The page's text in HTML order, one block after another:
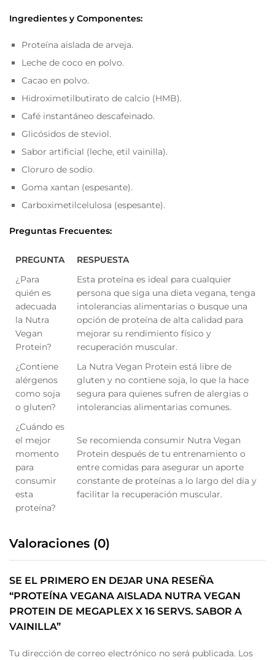
Ingredientes y Componentes:
Proteína aislada de arveja.
Leche de coco en polvo.
Cacao en polvo.
Hidroximetilbutirato de calcio (HMB).
Café instantáneo descafeinado.
Glicósidos de steviol.
Sabor artificial (leche, etil vainilla).
Cloruro de sodio.
Goma xantan (espesante).
Carboximetilcelulosa (espesante).
Preguntas Frecuentes:
PREGUNTA
RESPUESTA
¿Para
quién es
adecuada
la Nutra
Vegan
Protein?
Esta proteína es ideal para cualquier
persona que siga una dieta vegana, tenga
intolerancias alimentarias o busque una
opción de proteína de alta calidad para
mejorar su rendimiento físico y
recuperación muscular.
¿Contiene
alérgenos
como soja
o gluten?
La Nutra Vegan Protein está libre de
gluten y no contiene soja, lo que la hace
segura para quienes sufren de alergias o
intolerancias alimentarias comunes.
¿Cuándo es
el mejor
momento
para
consumir
esta
proteína?
Se recomienda consumir Nutra Vegan
Protein después de tu entrenamiento o
entre comidas para asegurar un aporte
constante de proteínas a lo largo del día y
facilitar la recuperación muscular.
Valoraciones (0)
SE EL PRIMERO EN DEJAR UNA RESEÑA
“PROTEÍNA VEGANA AISLADA NUTRA VEGAN
PROTEIN DE MEGAPLEX X 16 SERVS. SABOR A
VAINILLA”
Tu dirección de correo electrónico no será publicada. Los